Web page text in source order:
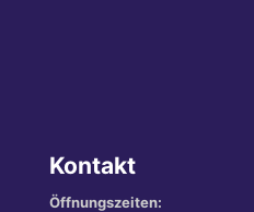
Kontakt
Öffnungszeiten: